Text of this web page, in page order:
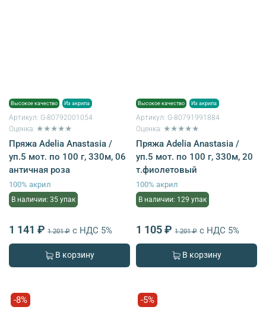
Высокое качество Из акрила
Артикул: G-80792001054
Оценка: ★★★★★
Пряжа Adelia Anastasia /
уп.5 мот. по 100 г, 330м, 06
античная роза
100% акрил
В наличии: 35 упак
1 141 ₽ 1 201 ₽ с НДС 5%
В корзину
Высокое качество Из акрила
Артикул: G-80791991884
Оценка: ★★★★★
Пряжа Adelia Anastasia /
уп.5 мот. по 100 г, 330м, 20
т.фиолетовый
100% акрил
В наличии: 129 упак
1 105 ₽ 1 201 ₽ с НДС 5%
В корзину
-8% -5%